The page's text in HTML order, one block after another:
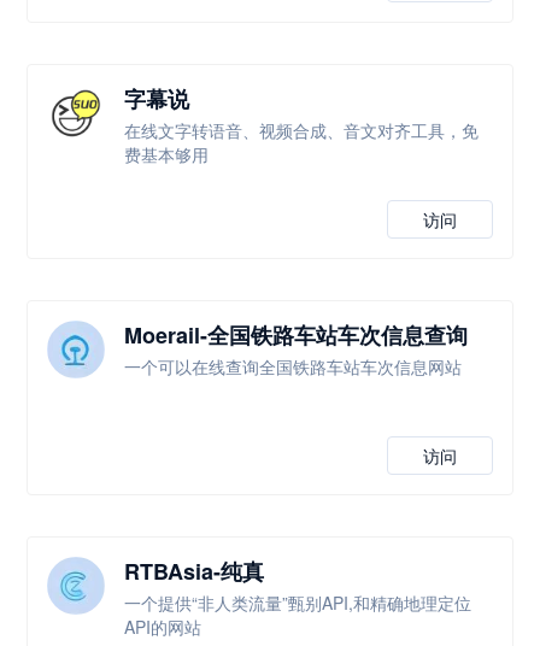
字幕说
在线文字转语音、视频合成、音文对齐工具，免
费基本够用
访问
Moerail-全国铁路车站车次信息查询
一个可以在线查询全国铁路车站车次信息网站
访问
RTBAsia-纯真
一个提供“非人类流量”甄别API,和精确地理定位
API的网站